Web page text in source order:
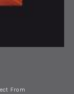
From